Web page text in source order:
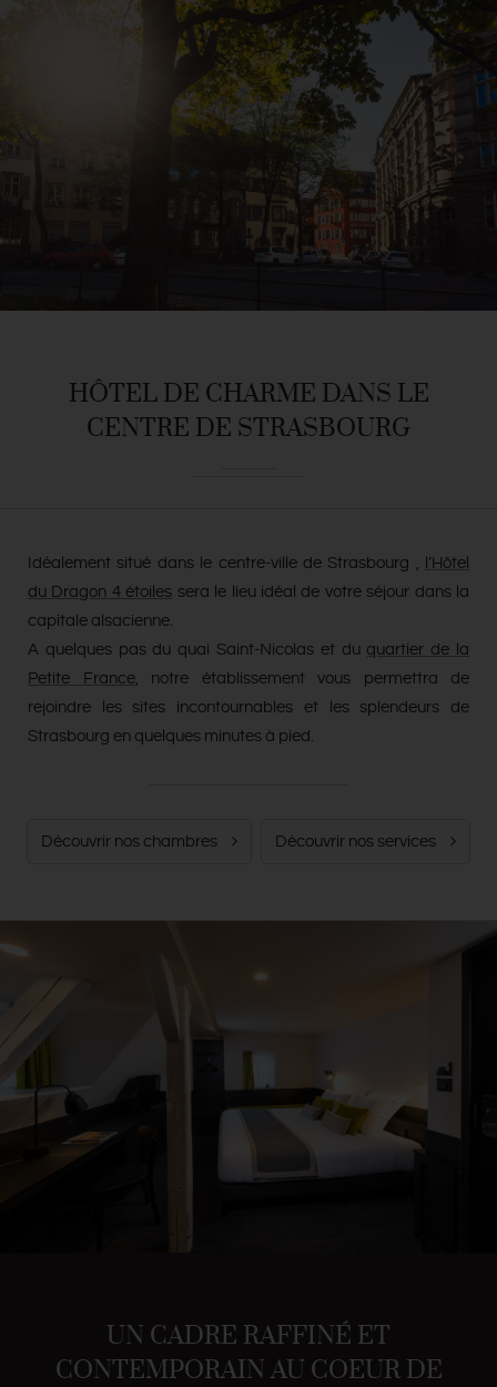
HÔTEL DE CHARME DANS LE
CENTRE DE STRASBOURG
Idéalement situé dans le centre-ville de Strasbourg ,
l’Hôtel
du Dragon 4 étoiles sera le lieu idéal de votre séjour dans la
capitale alsacienne.
A quelques pas du quai Saint-Nicolas et du quartier de la
Petite France, notre établissement vous permettra de
rejoindre les sites incontournables et les splendeurs de
Strasbourg en quelques minutes à pied.
Découvrir nos chambres Découvrir nos services
UN CADRE RAFFINÉ ET
CONTEMPORAIN AU COEUR DE